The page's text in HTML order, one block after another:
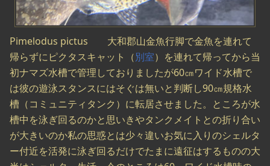
Pimelodus pictus 大和郡山金魚行脚で金魚を連れて
帰らずにピクタスキャット（別室）を連れて帰ってから当
初ナマズ水槽で管理しておりましたが60㎝ワイド水槽で
は彼の遊泳スタンスにはそぐは無いと判断し90㎝規格水
槽（コミュニティタンク）に転居させました。ところが水
槽中を泳ぎ回るのかと思いきやタンクメイトとの折り合い
が大きいのか私の思惑とは少々違いお気に入りのシェルタ
ー付近を活発に泳ぎ回るだけでたまに遠征はするものの大